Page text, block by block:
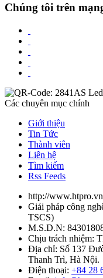
Chúng tôi trên
Các chuyên mục chính
Giới thiệu
Tin Tức
Thành viên
Liên hệ
Tìm kiếm
Rss Feeds
http://
Giải pháp công
TSCS)
M.S.D.N:
Chịu trách nhiệm:
Địa chỉ: Số 137
Thanh Trì, Hà Nội.
Điện thoại: +84 28